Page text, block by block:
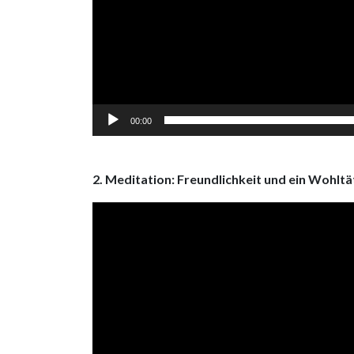
00:00
2. Meditation: Freundlichkeit und ein